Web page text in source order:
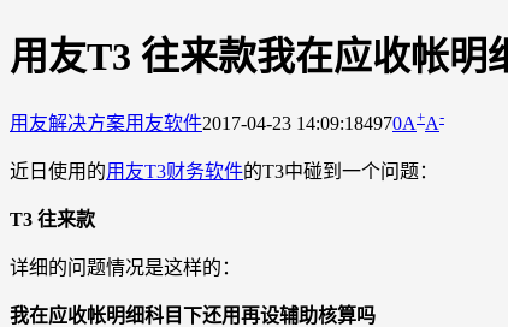
用友T3 往来款我在应收帐
用友解决方案用友软件2017-04-23 14:09:184970A+A-
近日使用的用友T3财务软件的T3中碰到一个问题：
T3 往来款
详细的问题情况是这样的：
我在应收帐明细科目下还用再设辅助核算吗